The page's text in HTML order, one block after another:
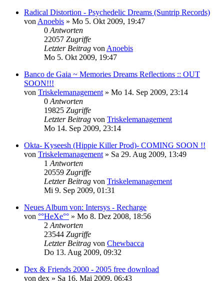
Radical Distortion - Psychedelic Dreams (Suntrip Records)
von Anoebis » Mo 5. Okt 2009, 19:47
0 Antworten
22057 Zugriffe
Letzter Beitrag von Anoebis
Mo 5. Okt 2009, 19:47
Banco de Gaia ~ Memories Dreams Reflections :: OUT
SOON!!!
von Triskelemanagement » Mo 14. Sep 2009, 23:14
0 Antworten
19825 Zugriffe
Letzter Beitrag von Triskelemanagement
Mo 14. Sep 2009, 23:14
Okta- Kyseesh (Hippie Killer Prod)- COMING SOON !!
von Triskelemanagement » Sa 29. Aug 2009, 13:49
1 Antworten
20559 Zugriffe
Letzter Beitrag von Triskelemanagement
Mi 9. Sep 2009, 01:31
Neues Album von: Intersys - Recharge
von °°HeXe°° » Mo 8. Dez 2008, 18:56
2 Antworten
23544 Zugriffe
Letzter Beitrag von Chewbacca
Do 13. Aug 2009, 09:32
Dex & Friends 2000 - 2005 free download
von dex » Sa 16. Mai 2009, 06:43